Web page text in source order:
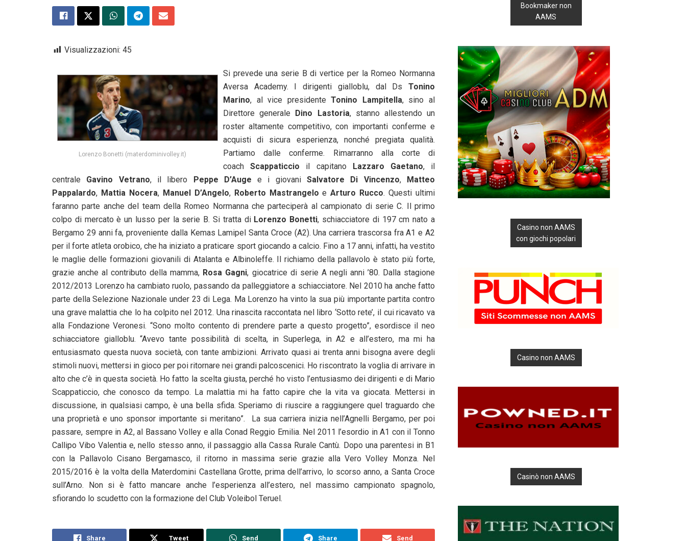
Visualizzazioni: 45
Lorenzo Bonetti (materdominivolley.it)
Si prevede una serie B di vertice per la Romeo Normanna
Aversa Academy. I dirigenti gialloblu, dal Ds Tonino
Marino, al vice presidenteTonino Lampitella, sino al
Direttore generale Dino Lastoria, stanno allestendo un
roster altamente competitivo, con importanti conferme e
acquisti di sicura esperienza, nonché pregiata qualità.
Partiamo dalle conferme. Rimarranno alla corte di
coachScappaticcio il capitano Lazzaro Gaetano, il
centrale Gavino Vetrano, il libero Peppe D’Auge e i giovaniSalvatore Di Vincenzo, Matteo
Pappalardo, Mattia Nocera, Manuel D’Angelo, Roberto Mastrangelo eArturo Rucco. Questi ultimi
faranno parte anche del team della Romeo Normanna che parteciperà al campionato di serie C. Il primo
colpo di mercato è un lusso per la serie B. Si tratta di Lorenzo Bonetti, schiacciatore di 197 cm nato a
Bergamo 29 anni fa, proveniente dalla Kemas Lamipel Santa Croce (A2). Una carriera trascorsa fra A1 e A2
per il forte atleta orobico, che ha iniziato a praticare sport giocando a calcio. Fino a 17 anni, infatti, ha vestito
le maglie delle formazioni giovanili di Atalanta e Albinoleffe. Il richiamo della pallavolo è stato più forte,
grazie anche al contributo della mamma, Rosa Gagni, giocatrice di serie A negli anni ’80. Dalla stagione
2012/2013 Lorenzo ha cambiato ruolo, passando da palleggiatore a schiacciatore. Nel 2010 ha anche fatto
parte della Selezione Nazionale under 23 di Lega. Ma Lorenzo ha vinto la sua più importante partita contro
una grave malattia che lo ha colpito nel 2012. Una rinascita raccontata nel libro ‘Sotto rete’, il cui ricavato va
alla Fondazione Veronesi. “Sono molto contento di prendere parte a questo progetto”, esordisce il neo
schiacciatore gialloblu. “Avevo tante possibilità di scelta, in Superlega, in A2 e all’estero, ma mi ha
entusiasmato questa nuova società, con tante ambizioni. Arrivato quasi ai trenta anni bisogna avere degli
stimoli nuovi, mettersi in gioco per poi ritornare nei grandi palcoscenici. Ho riscontrato la voglia di arrivare in
alto che c’è in questa società. Ho fatto la scelta giusta, perché ho visto l’entusiasmo dei dirigenti e di Mario
Scappaticcio, che conosco da tempo. La malattia mi ha fatto capire che la vita va giocata. Mettersi in
discussione, in qualsiasi campo, è una bella sfida. Speriamo di riuscire a raggiungere quel traguardo che
una proprietà e uno sponsor importante si meritano”. La sua carriera inizia nell’Agnelli Bergamo, per poi
passare, sempre in A2, al Bassano Volley e alla Conad Reggio Emilia. Nel 2011 l’esordio in A1 con il Tonno
Callipo Vibo Valentia e, nello stesso anno, il passaggio alla Cassa Rurale Cantù. Dopo una parentesi in B1
con la Pallavolo Cisano Bergamasco, il ritorno in massima serie grazie alla Vero Volley Monza. Nel
2015/2016 è la volta della Materdomini Castellana Grotte, prima dell’arrivo, lo scorso anno, a Santa Croce
sull’Arno. Non si è fatto mancare anche l’esperienza all’estero, nel massimo campionato spagnolo,
sfiorando lo scudetto con la formazione del Club Voleibol Teruel.
Share Tweet Send Share Send
Bookmaker non
AAMS
Casino non AAMS
con giochi popolari
Casino non AAMS
Casinò non AAMS